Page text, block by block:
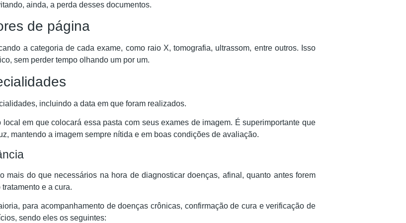
ainda, a perda desses documentos.
de página
a categoria de cada exame, como raio X, tomografia, ultrassom, entre outros. Isso
sem perder tempo olhando um por um.
incluindo a data em que foram realizados.
em que colocará essa pasta com seus exames de imagem. É superimportante que
mantendo a imagem sempre nítida e em boas condições de avaliação.
mais do que necessários na hora de diagnosticar doenças, afinal, quanto antes forem
e a cura.
para acompanhamento de doenças crônicas, confirmação de cura e verificação de
sendo eles os seguintes: